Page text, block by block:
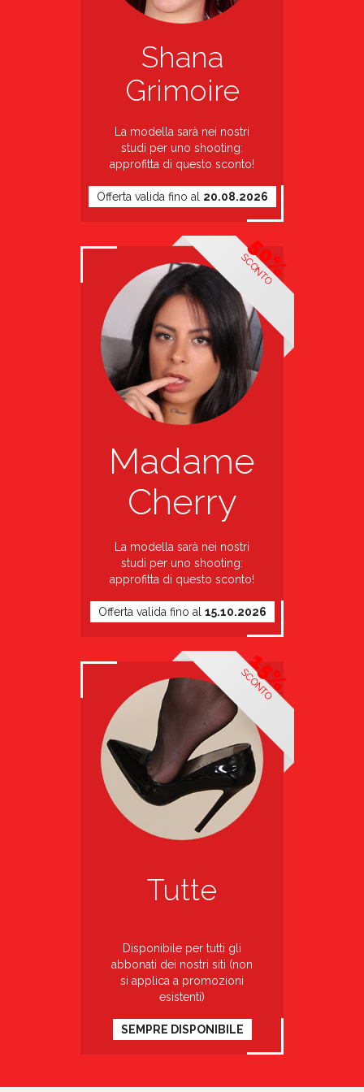
Shana
Grimoire
La modella sarà nei nostri
studi per uno shooting:
approfitta di questo sconto!
Offerta valida fino al 20.08.2026
50%
SCONTO
Madame
Cherry
La modella sarà nei nostri
studi per uno shooting:
approfitta di questo sconto!
Offerta valida fino al 15.10.2026
15%
SCONTO
Tutte
Disponibile per tutti gli
abbonati dei nostri siti (non
si applica a promozioni
esistenti)
SEMPRE DISPONIBILE